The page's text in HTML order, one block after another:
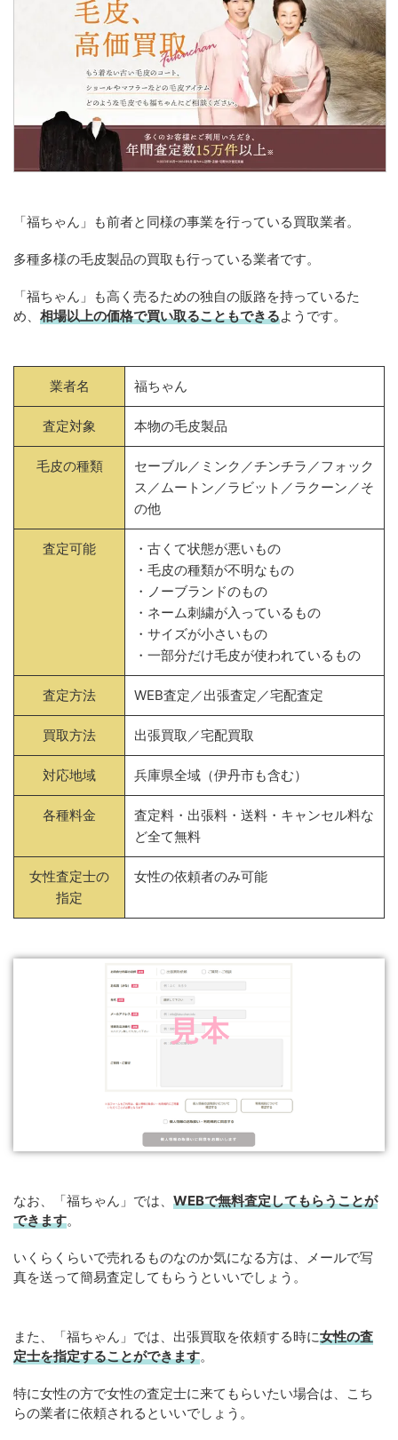
「福ちゃん」も前者と同様の事業を行っている買取業者。
多種多様の毛皮製品の買取も行っている業者です。
「福ちゃん」も高く売るための独自の販路を持っているた
め、 相場以上の価格で買い取ることもできるようです。
業者名 福ちゃん
査定対象 本物の毛皮製品
毛皮の種類
セーブル／ミンク／チンチラ／フォック
ス／ムートン／ラビット／ラクーン／そ
の他
査定可能
・古くて状態が悪いもの
・毛皮の種類が不明なもの
・ノーブランドのもの
・ネーム刺繍が入っているもの
・サイズが小さいもの
・一部分だけ毛皮が使われているもの
査定方法 WEB査定／出張査定／宅配査定
買取方法 出張買取／宅配買取
対応地域 兵庫県全域（伊丹市も含む）
各種料金
査定料・出張料・送料・キャンセル料な
ど全て無料
女性査定士の
指定
女性の依頼者のみ可能
なお、「福ちゃん」では、 WEBで無料査定してもらうことが
できます。
いくらくらいで売れるものなのか気になる方は、メールで写
真を送って簡易査定してもらうといいでしょう。
また、「福ちゃん」では、出張買取を依頼する時に女性の査
定士を指定することができます。
特に女性の方で女性の査定士に来てもらいたい場合は、こち
らの業者に依頼されるといいでしょう。